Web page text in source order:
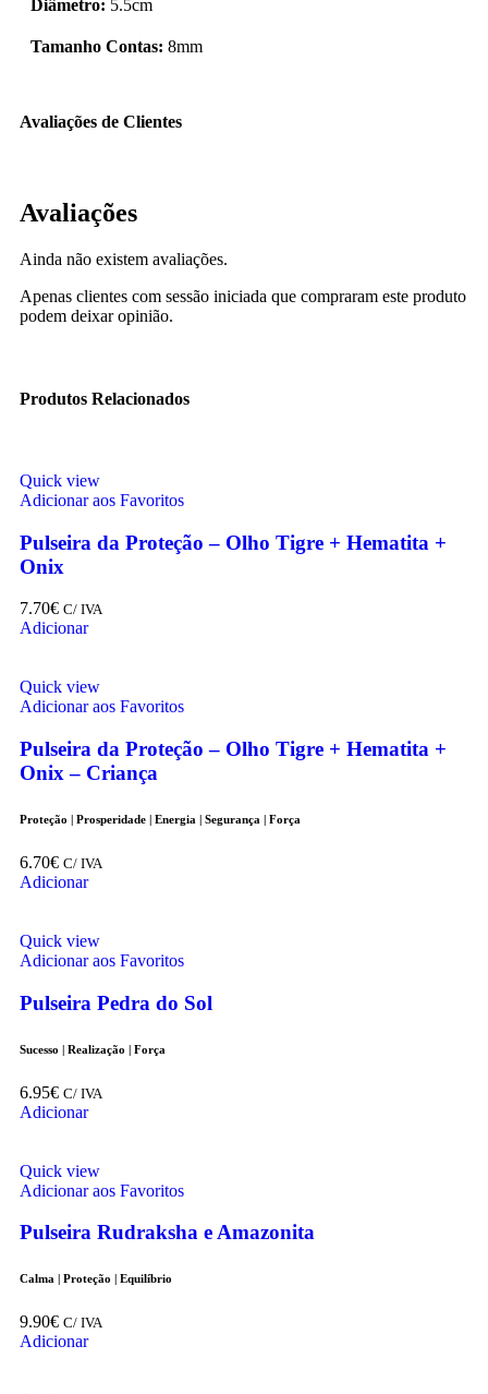
Diâmetro: 5.5cm
Tamanho Contas: 8mm
Avaliações de Clientes
Avaliações
Ainda não existem avaliações.
Apenas clientes com sessão iniciada que compraram este produto
podem deixar opinião.
Produtos Relacionados
Quick view
Adicionar aos Favoritos
Pulseira da Proteção – Olho Tigre + Hematita +
Onix
7.70€ C/ IVA
Adicionar
Quick view
Adicionar aos Favoritos
Pulseira da Proteção – Olho Tigre + Hematita +
Onix – Criança
Proteção | Prosperidade | Energia | Segurança | Força
6.70€ C/ IVA
Adicionar
Quick view
Adicionar aos Favoritos
Pulseira Pedra do Sol
Sucesso | Realização | Força
6.95€ C/ IVA
Adicionar
Quick view
Adicionar aos Favoritos
Pulseira Rudraksha e Amazonita
Calma | Proteção | Equilíbrio
9.90€ C/ IVA
Adicionar